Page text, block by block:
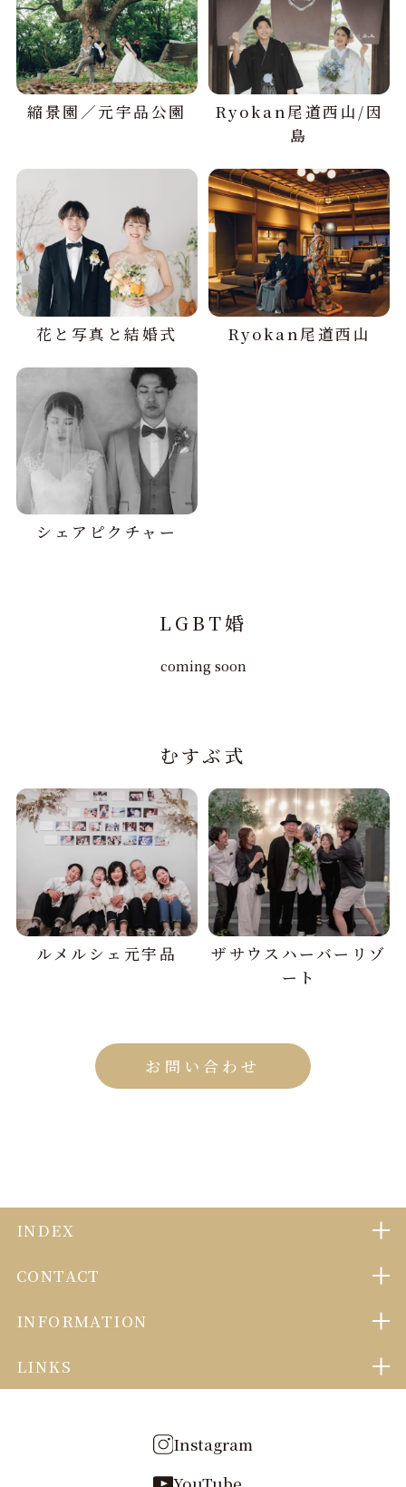
縮景園／元宇品公園
Ryokan尾道西山/因
島
花と写真と結婚式 Ryokan尾道西山
シェアピクチャー
LGBT婚
coming soon
むすぶ式
ルメルシェ元宇品
ザサウスハーバーリゾ
ート
お問い合わせ
INDEX
祝泊結婚式
宮島結婚式
any place
CONTACT
お問い合わせ
お着付・ヘアメイクのご予約
INFORMATION
お知らせ
LINKS
Instagram